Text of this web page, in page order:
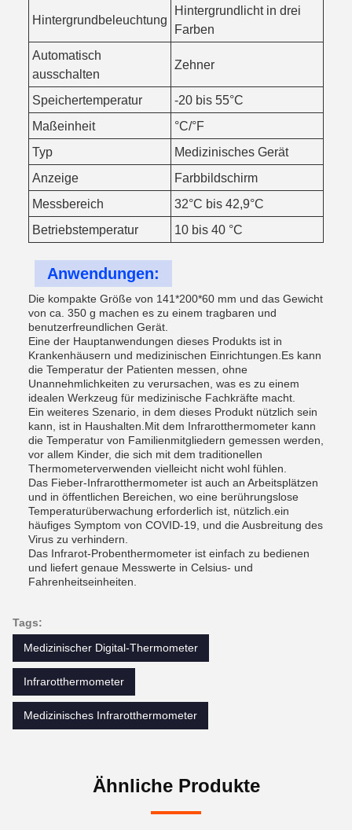
Hintergrundbeleuchtung
Hintergrundlicht in drei
Farben
Automatisch
ausschalten
Zehner
Speichertemperatur
-20 bis 55°C
Maßeinheit
°C/°F
Typ
Medizinisches Gerät
Anzeige
Farbbildschirm
Messbereich
32°C bis 42,9°C
Betriebstemperatur
10 bis 40 °C
Anwendungen:
Die kompakte Größe von 141*200*60 mm und das Gewicht
von ca. 350 g machen es zu einem tragbaren und
benutzerfreundlichen Gerät.
Eine der Hauptanwendungen dieses Produkts ist in
Krankenhäusern und medizinischen Einrichtungen.Es kann
die Temperatur der Patienten messen, ohne
Unannehmlichkeiten zu verursachen, was es zu einem
idealen Werkzeug für medizinische Fachkräfte macht.
Ein weiteres Szenario, in dem dieses Produkt nützlich sein
kann, ist in Haushalten.Mit dem Infrarotthermometer kann
die Temperatur von Familienmitgliedern gemessen werden,
vor allem Kinder, die sich mit dem traditionellen
Thermometerverwenden vielleicht nicht wohl fühlen.
Das Fieber-Infrarotthermometer ist auch an Arbeitsplätzen
und in öffentlichen Bereichen, wo eine berührungslose
Temperaturüberwachung erforderlich ist, nützlich.ein
häufiges Symptom von COVID-19, und die Ausbreitung des
Virus zu verhindern.
Das Infrarot-Probenthermometer ist einfach zu bedienen
und liefert genaue Messwerte in Celsius- und
Fahrenheitseinheiten.
Tags:
Medizinischer Digital-Thermometer
Infrarotthermometer
Medizinisches Infrarotthermometer
Ähnliche Produkte